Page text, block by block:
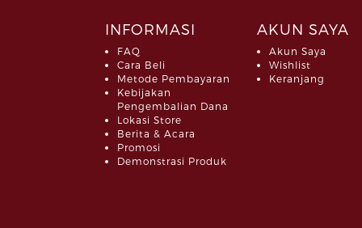
INFORMASI
FAQ
Cara Beli
Metode Pembayaran
Kebijakan
Pengembalian Dana
Lokasi Store
Berita & Acara
Promosi
Demonstrasi Produk
AKUN SAYA
Akun Saya
Wishlist
Keranjang